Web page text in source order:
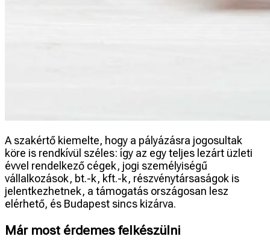
A szakértő kiemelte, hogy a pályázásra jogosultak
köre is rendkívül széles: így az egy teljes lezárt üzleti
évvel rendelkező cégek, jogi személyiségű
vállalkozások, bt.-k, kft.-k, részvénytársaságok is
jelentkezhetnek, a támogatás országosan lesz
elérhető, és Budapest sincs kizárva.
Már most érdemes felkészülni